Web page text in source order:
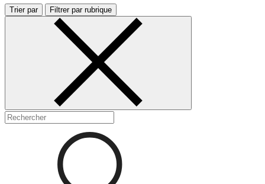
Trier par Filtrer par rubrique